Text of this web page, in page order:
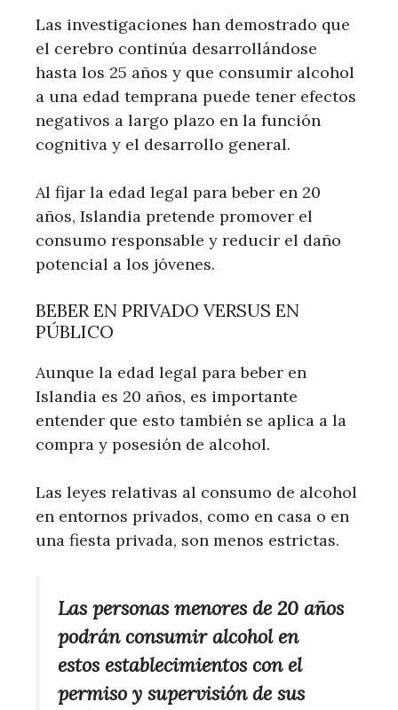
Las investigaciones han demostrado que
el cerebro continúa desarrollándose
hasta los 25 años y que consumir alcohol
a una edad temprana puede tener efectos
negativos a largo plazo en la función
cognitiva y el desarrollo general.
Al fijar la edad legal para beber en 20
años, Islandia pretende promover el
consumo responsable y reducir el daño
potencial a los jóvenes.
BEBER EN PRIVADO VERSUS EN
PÚBLICO
Aunque la edad legal para beber en
Islandia es 20 años, es importante
entender que esto también se aplica a la
compra y posesión de alcohol.
Las leyes relativas al consumo de alcohol
en entornos privados, como en casa o en
una fiesta privada, son menos estrictas.
Las personas menores de 20 años
podrán consumir alcohol en
estos establecimientos con el
permiso y supervisión de sus